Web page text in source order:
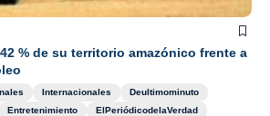
% de su territorio amazónico frente a
Internacionales
Deultimominuto
Entretenimiento
ElPeriódicodelaVerdad